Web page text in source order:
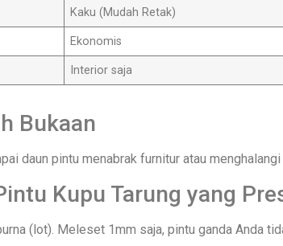
Kaku (Mudah Retak)
Ekonomis
Interior saja
Bukaan
daun pintu menabrak furnitur atau
Kupu Tarung yang
(lot). Meleset 1mm saja, pintu ganda Anda